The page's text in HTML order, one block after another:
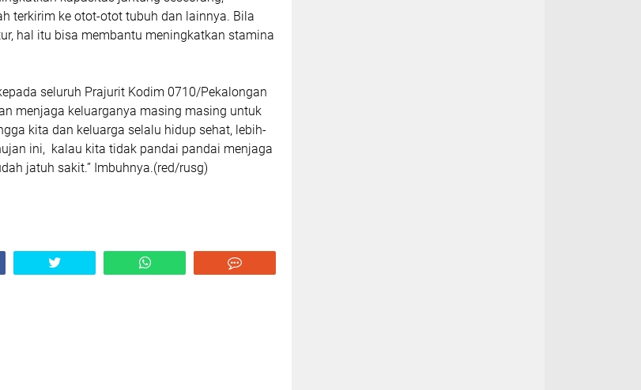
terkirim ke otot-otot tubuh dan lainnya. Bila
hal itu bisa membantu meningkatkan stamina
seluruh Prajurit Kodim 0710/Pekalongan
menjaga keluarganya masing masing untuk
kita dan keluarga selalu hidup sehat, lebih-
ini, kalau kita tidak pandai pandai menjaga
jatuh sakit.” Imbuhnya.(red/rusg)